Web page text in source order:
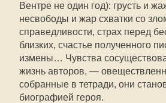
Вентре не один год): грусть и
несвободы и жар схватки со
справедливости, страх перед
близких, счастье полученного
измены… Чувства
жизнь авторов, —
собранные в тетради, они
биографией героя.